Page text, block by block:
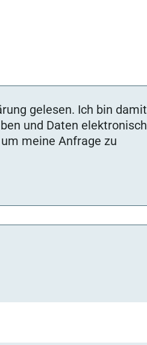
gelesen. Ich bin damit
und Daten elektronisch
meine Anfrage zu